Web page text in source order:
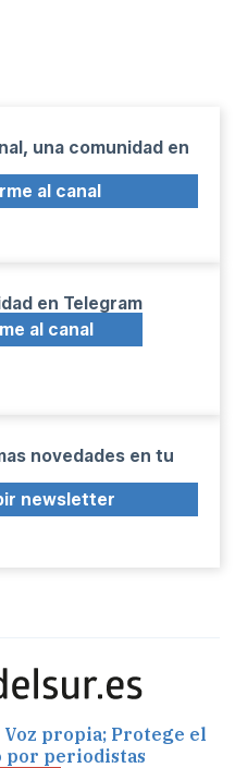
una comunidad en
al canal
en Telegram
al canal
novedades en tu
newsletter
Voz propia; Protege el
por periodistas